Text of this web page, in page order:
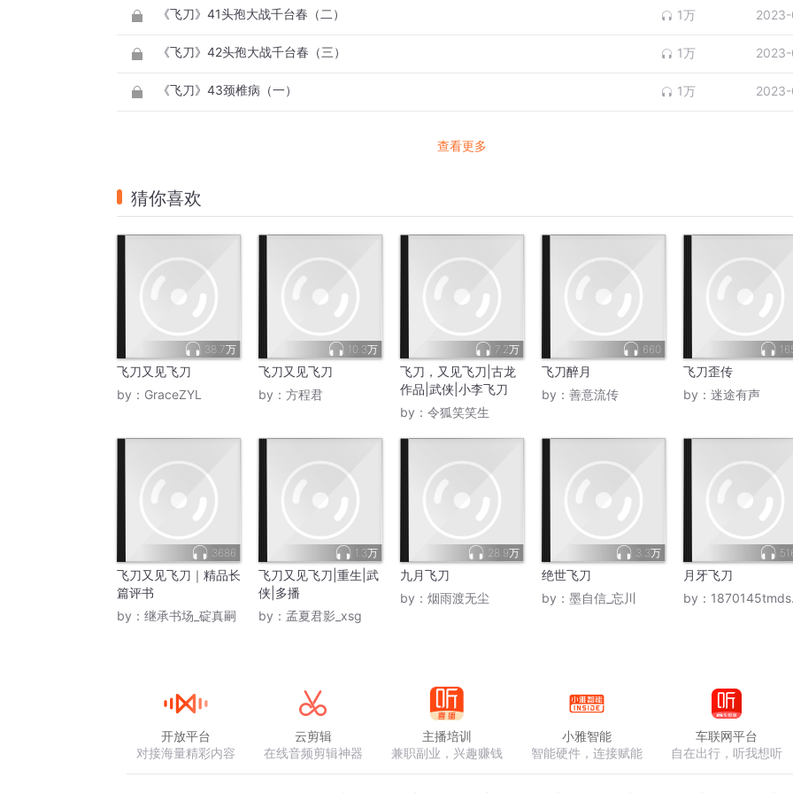
《飞刀》41头孢大战千台春（二） 1万
《飞刀》42头孢大战千台春（三） 1万
《飞刀》43颈椎病（一） 1万
查看更多
猜你喜欢
38.7万
飞刀又见飞刀
by： GraceZYL
10.3万
飞刀又见飞刀
by： 方程君
7.2万
飞刀，又见飞刀|古龙
作品|武侠|小李飞刀
by： 令狐笑笑生
660
飞刀醉月
by： 善意流传
飞刀歪传
by： 迷途有声
3686
飞刀又见飞刀｜精品长
篇评书
by： 继承书场_碇真嗣
1.3万
飞刀又见飞刀|重生|武
侠|多播
by： 孟夏君影_xsg
28.9万
九月飞刀
by： 烟雨渡无尘
3.3万
绝世飞刀
by： 墨自信_忘川
月牙飞刀
by： 1870145tmds浩然正气
开放平台
对接海量精彩内容
云剪辑
在线音频剪辑神器
主播培训
兼职副业，兴趣赚钱
小雅智能
智能硬件，连接赋能
车联网平台
自在出行，听我想听